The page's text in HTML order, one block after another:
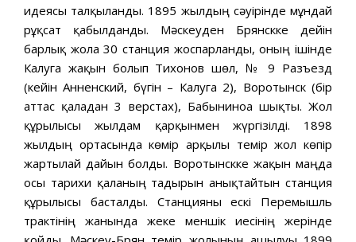
идеясы талқыланды. 1895 жылдың сәуірінде мұндай
рұқсат қабылданды. Мәскеуден Брянскке дейін
барлық жолға 30 станция жоспарланды, оның ішінде
Калуга жақын болып Тихонов шөл, № 9 Разъезд
(кейін Анненский, бүгін – Калуга 2), Воротынск (бір
аттас қаладан 3 верстах), Бабыниноға шықты. Жол
құрылысы жылдам қарқынмен жүргізілді. 1898
жылдың ортасында көмір арқылы темір жол көпір
жартылай дайын болды. Воротынскке жақын маңда
осы тарихи қаланың тағдырын анықтайтын станция
құрылысы басталды. Станцияны ескі Перемышль
трактінің жанында жеке меншік иесінің жерінде